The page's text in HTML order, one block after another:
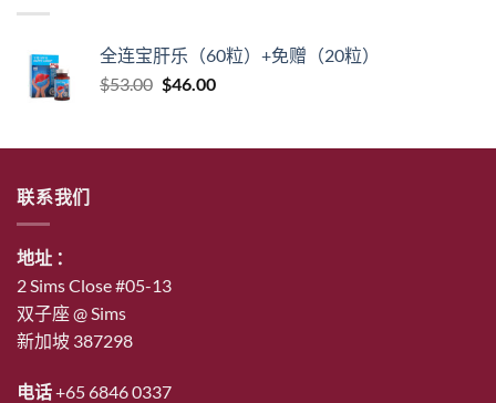
全连宝肝乐（60粒）+免赠（20粒）
$53.00 原
$53.00。
$46.00当
格
联系我们
地址 ：
2 Sims Close #05-13
双子座 @ Sims
新加坡 387298
电话+65 6846 0337